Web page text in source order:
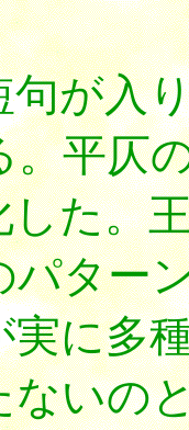
入り
平仄
た。
パター
実に多
ないの